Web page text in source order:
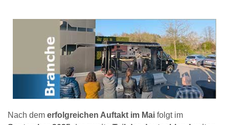
Nach dem erfolgreichen Auftakt im Mai folgt im